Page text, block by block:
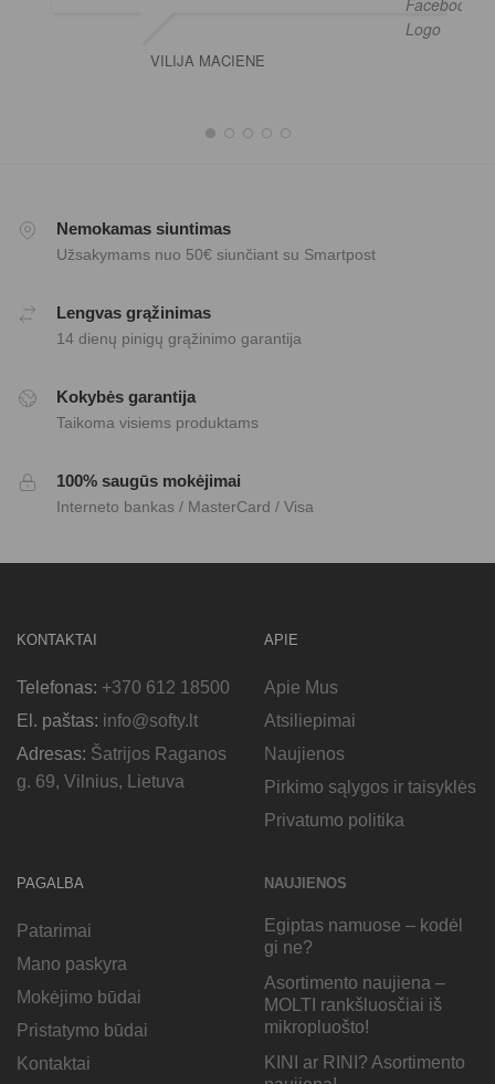
VILIJA MACIENE
Nemokamas siuntimas
Užsakymams nuo 50€ siunčiant su Smartpost
Lengvas grąžinimas
14 dienų pinigų grąžinimo garantija
Kokybės garantija
Taikoma visiems produktams
100% saugūs mokėjimai
Interneto bankas / MasterCard / Visa
KONTAKTAI
Telefonas: +370 612 18500
El. paštas: info@softy.lt
Adresas: Šatrijos Raganos
g. 69, Vilnius, Lietuva
APIE
Apie Mus
Atsiliepimai
Naujienos
Pirkimo sąlygos ir taisyklės
Privatumo politika
PAGALBA
Patarimai
Mano paskyra
Mokėjimo būdai
Pristatymo būdai
Kontaktai
NAUJIENOS
Egiptas namuose – kodėl
gi ne?
Asortimento naujiena –
MOLTI rankšluosčiai iš
mikropluošto!
KINI ar RINI? Asortimento